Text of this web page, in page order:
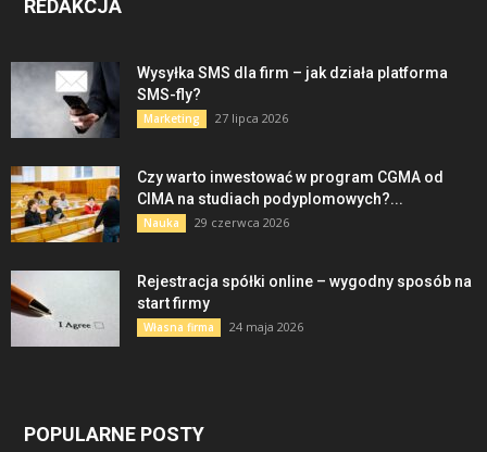
REDAKCJA
Wysyłka SMS dla firm – jak działa platforma
SMS-fly?
Marketing 27 lipca 2026
Czy warto inwestować w program CGMA od
CIMA na studiach podyplomowych?...
Nauka 29 czerwca 2026
Rejestracja spółki online – wygodny sposób na
start firmy
Własna firma 24 maja 2026
POPULARNE POSTY